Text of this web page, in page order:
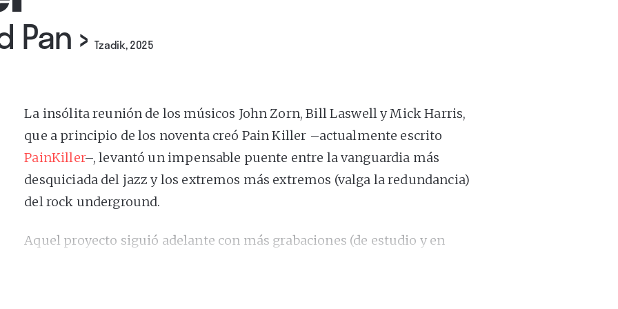
Pan› Tzadik, 2025
La insólita reunión de los músicos John Zorn, Bill Laswell y Mick Harris,
que a principio de los noventa creó Pain Killer –actualmente escrito
PainKiller–, levantó un impensable puente entre la vanguardia más
desquiciada del jazz y los extremos más extremos (valga la redundancia)
del rock underground.
Aquel proyecto siguió adelante con más grabaciones (de estudio y en